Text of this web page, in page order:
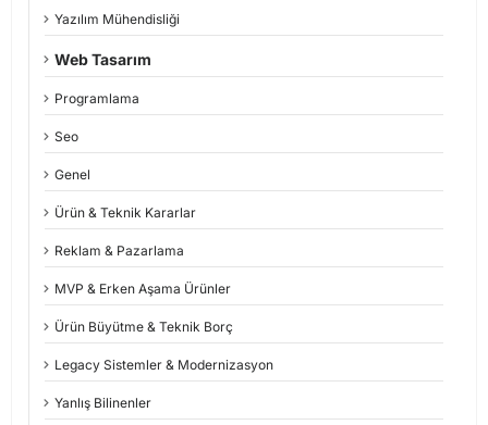
Yazılım Mühendisliği
Web Tasarım
Programlama
Seo
Genel
Ürün & Teknik Kararlar
Reklam & Pazarlama
MVP & Erken Aşama Ürünler
Ürün Büyütme & Teknik Borç
Legacy Sistemler & Modernizasyon
Yanlış Bilinenler